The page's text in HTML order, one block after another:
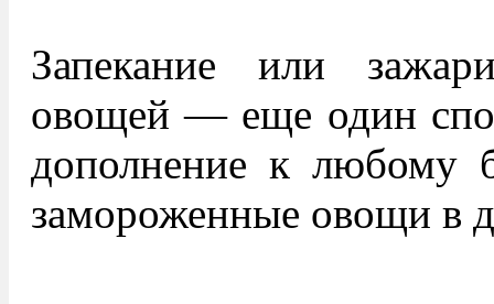
Запекание или
овощей — еще один
дополнение к любому
замороженные овощи в